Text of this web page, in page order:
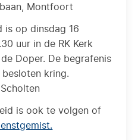
Montfoort
is op dinsdag 16
uur in de RK Kerk
Doper. De begrafenis
kring.
is ook te volgen of